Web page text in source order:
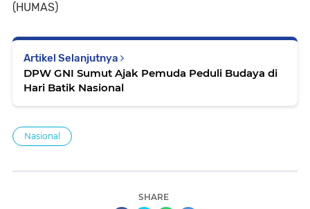
(HUMAS)
Artikel Selanjutnya
DPW GNI Sumut Ajak Pemuda Peduli Budaya di
Hari Batik Nasional
Nasional
SHARE